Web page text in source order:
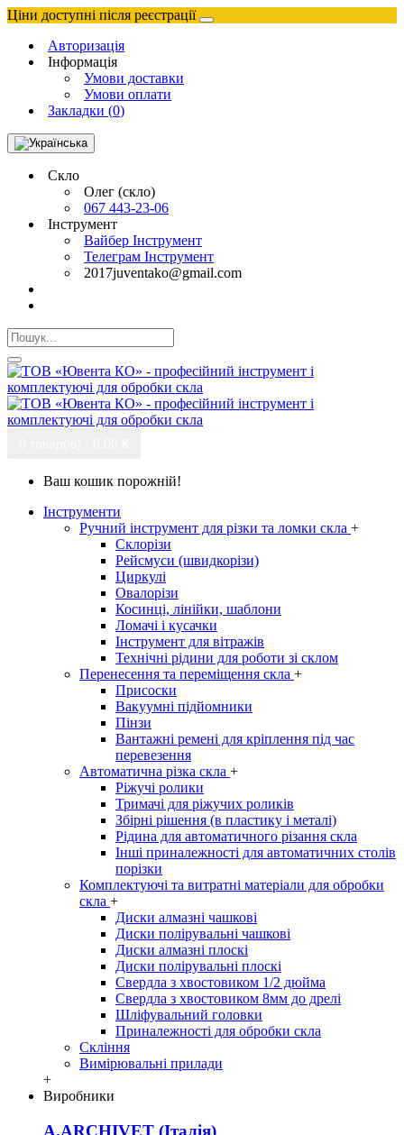
Ціни доступні після реєстрації
Авторизація
Інформація
Умови доставки
Умови оплати
Закладки (0)
Скло
Олег (скло)
067 443-23-06
Інструмент
Вайбер Інструмент
Телеграм Інструмент
2017juventako@gmail.com
Ваш кошик порожній!
Інструменти
Ручний інструмент для різки та ломки скла +
Склорізи
Рейсмуси (швидкорізи)
Циркулі
Овалорізи
Косинці, лінійки, шаблони
Ломачі і кусачки
Інструмент для вітражів
Технічні рідини для роботи зі склом
Перенесення та переміщення скла +
Присоски
Вакуумні підйомники
Пінзи
Вантажні ремені для кріплення під час
перевезення
Автоматична різка скла +
Ріжучі ролики
Тримачі для ріжучих роликів
Збірні рішення (в пластику і металі)
Рідина для автоматичного різання скла
Інші приналежності для автоматичних столів
порізки
Комплектуючі та витратні матеріали для обробки
скла +
Диски алмазні чашкові
Диски полірувальні чашкові
Диски алмазні плоскі
Диски полірувальні плоскі
Свердла з хвостовиком 1/2 дюйма
Свердла з хвостовиком 8мм до дрелі
Шліфувальний головки
Приналежності для обробки скла
Скління
Вимірювальні прилади
+
Виробники
A.ARCHIVET (Італія)